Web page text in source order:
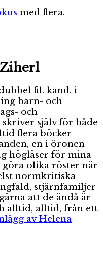
med flera.
fil. kand. i
barn- och
och
själv för både
flera böcker
en i öronen
högläser för mina
göra olika röster när
normkritiska
stjärnfamiljer
att de ändå är
alltid, alltid, från ett
av Helena